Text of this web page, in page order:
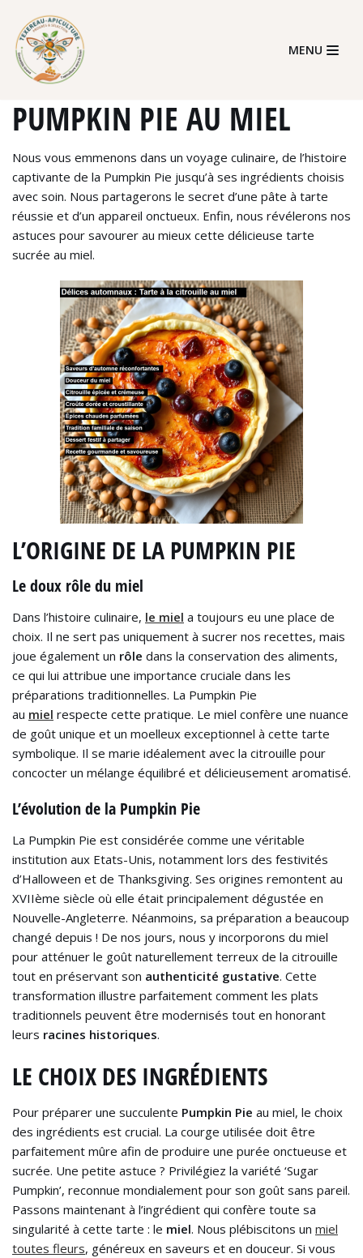
Skip
to
content
MENU
PUMPKIN PIE AU MIEL
Nous vous emmenons dans un voyage culinaire, de l’histoire
captivante de la Pumpkin Pie jusqu’à ses ingrédients choisis
avec soin. Nous partagerons le secret d’une pâte à tarte
réussie et d’un appareil onctueux. Enfin, nous révélerons nos
astuces pour savourer au mieux cette délicieuse tarte
sucrée au miel.
L’ORIGINE DE LA PUMPKIN PIE
Le doux rôle du miel
Dans l’histoire culinaire, le miel a toujours eu une place de
choix. Il ne sert pas uniquement à sucrer nos recettes, mais
joue également un rôle dans la conservation des aliments,
ce qui lui attribue une importance cruciale dans les
préparations traditionnelles. La Pumpkin Pie
au miel respecte cette pratique. Le miel confère une nuance
de goût unique et un moelleux exceptionnel à cette tarte
symbolique. Il se marie idéalement avec la citrouille pour
concocter un mélange équilibré et délicieusement aromatisé.
L’évolution de la Pumpkin Pie
La Pumpkin Pie est considérée comme une véritable
institution aux Etats-Unis, notamment lors des festivités
d’Halloween et de Thanksgiving. Ses origines remontent au
XVIIème siècle où elle était principalement dégustée en
Nouvelle-Angleterre. Néanmoins, sa préparation a beaucoup
changé depuis ! De nos jours, nous y incorporons du miel
pour atténuer le goût naturellement terreux de la citrouille
tout en préservant son authenticité gustative. Cette
transformation illustre parfaitement comment les plats
traditionnels peuvent être modernisés tout en honorant
leurs racines historiques.
LE CHOIX DES INGRÉDIENTS
Pour préparer une succulente Pumpkin Pie au miel, le choix
des ingrédients est crucial. La courge utilisée doit être
parfaitement mûre afin de produire une purée onctueuse et
sucrée. Une petite astuce ? Privilégiez la variété ‘Sugar
Pumpkin’, reconnue mondialement pour son goût sans pareil.
Passons maintenant à l’ingrédient qui confère toute sa
singularité à cette tarte : le miel. Nous plébiscitons un miel
toutes fleurs, généreux en saveurs et en douceur. Si vous